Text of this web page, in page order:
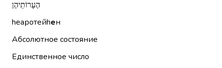
הֶעָרוֹתֵיהֶן
hеаротейhен
Абсолютное состояние
Единственное число